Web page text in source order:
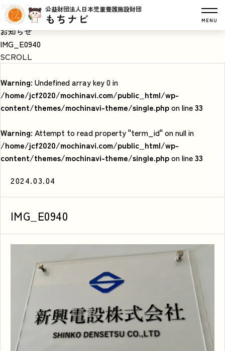
公益財団法人日本児童養護施設財団
もちナビ MENU
お知らせ
HOME
お知らせ
IMG_E0940
SCROLL
Warning: Undefined array key 0 in
/home/jcf2020/mochinavi.com/public_html/wp-
content/themes/mochinavi-theme/single.phpon line33
Warning: Attempt to read property "term_id" on null in
/home/jcf2020/mochinavi.com/public_html/wp-
content/themes/mochinavi-theme/single.phpon line33
2024.03.04
IMG_E0940